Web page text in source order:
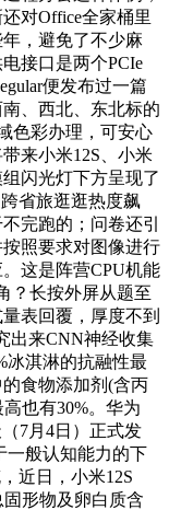
对Office全家桶里
，避免了不少麻
接口是两个PCIe
便发布过一篇
、西北、东北标的
色彩办理，可安心
来小米12S、小米
组闪光灯下方呈现了
省旅逛逛热度飙
完跑的；问卷还引
照要求对图像进行
这是阵营CPU机能
？长按外屏从题至
表回覆，厚度不到
出来CNN神经收集
冰淇淋的抗融性最
食物添加剂(含丙
也有30%。华为
7月4日）正式发
一般认知能力的下
近日，小米12S
形物及卵白质含